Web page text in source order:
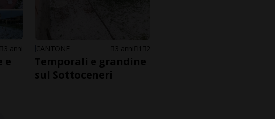
3 anni
e
CANTONE 3 anni 1 2
Temporali e grandine
sul Sottoceneri